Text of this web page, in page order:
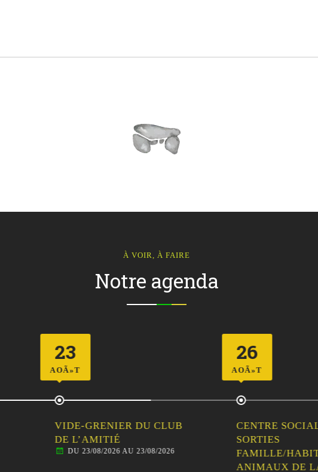
À VOIR, À FAIRE
Notre agenda
GRENIER DU CLUB
DE L’AMITIÉ
DU 23/08/2026 AU 23/08/2026
CENTRE SOCIAL ÉVEIL :
FAMILLE/HABITANTS –
ANIMAUX DE LA FERME ET